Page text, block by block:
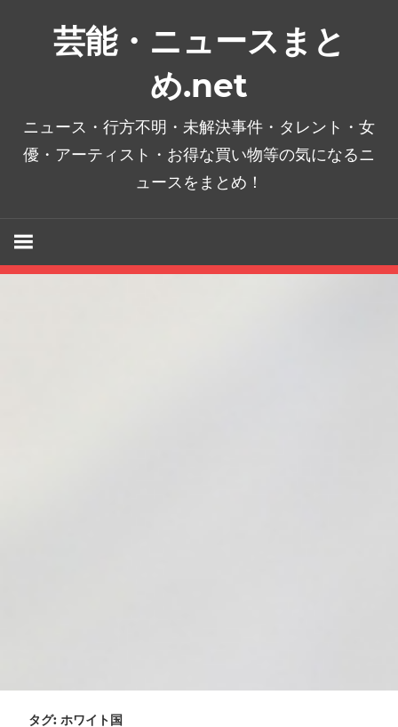
芸能・ニュースまと
め.net
ニュース・行方不明・未解決事件・タレント・女
優・アーティスト・お得な買い物等の気になるニ
ュースをまとめ！
タグ: ホワイト国